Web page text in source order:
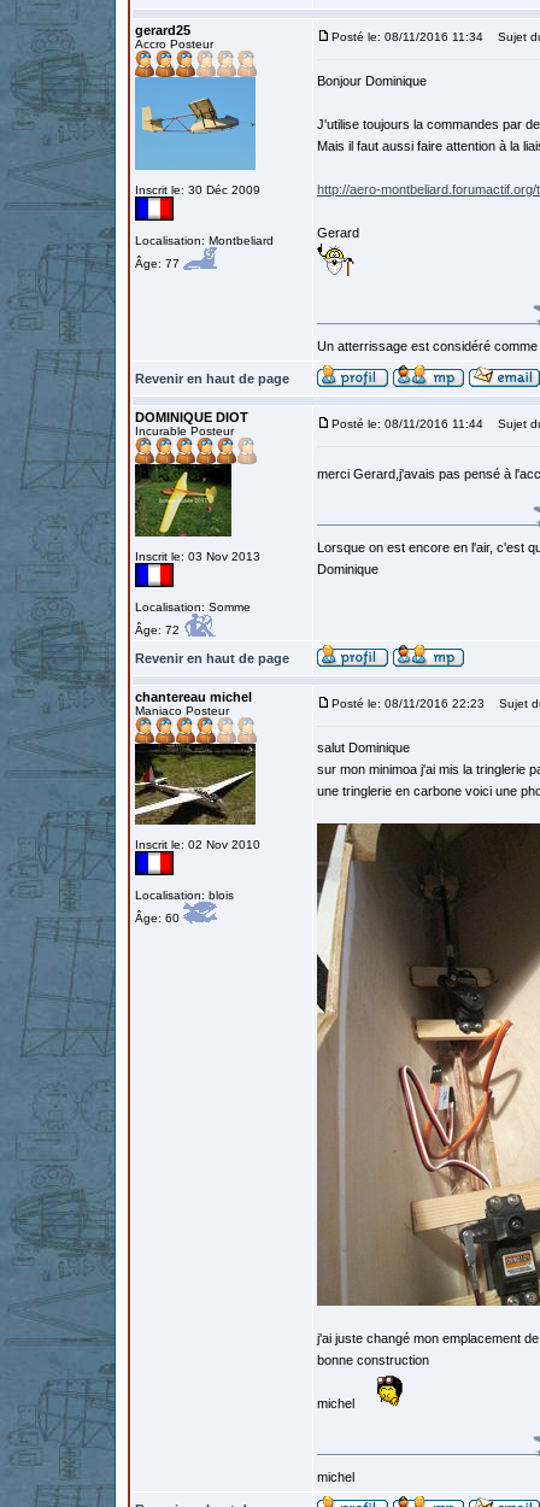
gerard25
Accro Posteur
Inscrit le: 30 Déc 2009
Localisation: Montbeliard
Âge: 77
Posté le: 08/11/2016 11:34 Sujet
Bonjour Dominique
J'utilise toujours la commandes par
Mais il faut aussi faire attention à la
http://aero-
Gerard
Un atterrissage est considéré
Revenir en haut de page
DOMINIQUE DIOT
Incurable Posteur
Inscrit le: 03 Nov 2013
Localisation: Somme
Âge: 72
Posté le: 08/11/2016 11:44 Sujet
merci Gerard,j'avais pas pensé à
Lorsque on est encore en l'air, c'est
Dominique
Revenir en haut de page
chantereau michel
Maniaco Posteur
Inscrit le: 02 Nov 2010
Localisation: blois
Âge: 60
Posté le: 08/11/2016 22:23 Sujet
salut Dominique
sur mon minimoa j'ai mis la tringlerie
une tringlerie en carbone voici une
j'ai juste changé mon emplacement
bonne construction
michel
michel